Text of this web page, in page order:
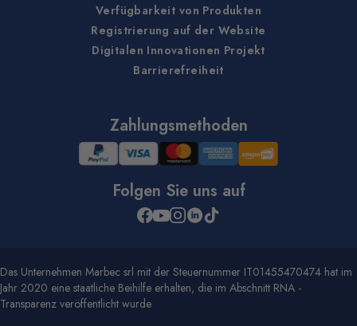
Verfügbarkeit von Produkten
Registrierung auf der Website
Digitalen Innovationen Projekt
Barrierefreiheit
Zahlungsmethoden
Folgen Sie uns auf
Das Unternehmen Marbec srl mit der Steuernummer IT01455470474 hat im
Jahr 2020 eine staatliche Beihilfe erhalten, die im Abschnitt RNA -
Transparenz veröffentlicht wurde